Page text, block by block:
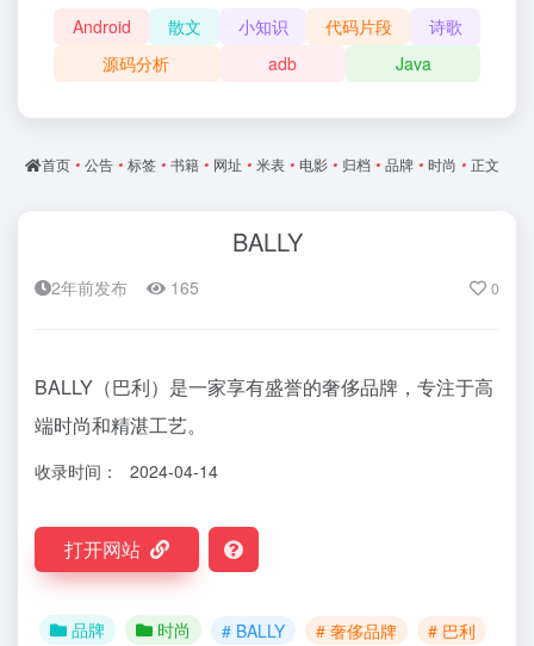
Android 散文 小知识 代码片段
诗歌
源码分析
adb Java
首页 • 公告 • 标签 • 书籍 • 网址 • 米表 • 电影 • 归档 • 品牌 • 时尚 • 正文
BALLY
2年前发布 165 0
BALLY（巴利）是一家享有盛誉的奢侈品牌，专注于高
端时尚和精湛工艺。
收录时间： 2024-04-14
打开网站
品牌 时尚 # BALLY # 奢侈品牌 # 巴利